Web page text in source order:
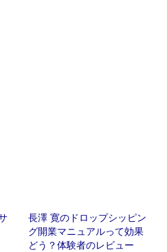
長澤 寛のドロップシッピン
グ開業マニュアルって効果
どう？体験者のレビュー